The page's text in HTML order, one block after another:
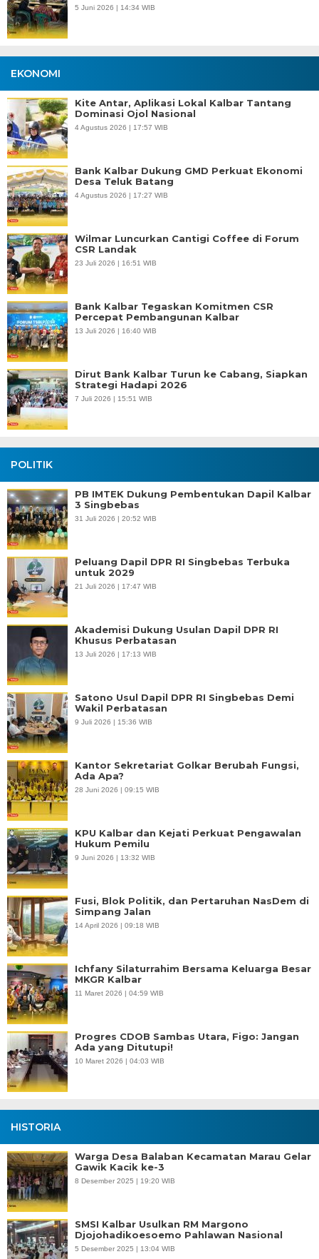
5 Juni 2026 | 14:34 WIB
EKONOMI
Kite Antar, Aplikasi Lokal Kalbar Tantang
Dominasi Ojol Nasional
4 Agustus 2026 | 17:57 WIB
Bank Kalbar Dukung GMD Perkuat Ekonomi
Desa Teluk Batang
4 Agustus 2026 | 17:27 WIB
Wilmar Luncurkan Cantigi Coffee di Forum
CSR Landak
23 Juli 2026 | 16:51 WIB
Bank Kalbar Tegaskan Komitmen CSR
Percepat Pembangunan Kalbar
13 Juli 2026 | 16:40 WIB
Dirut Bank Kalbar Turun ke Cabang, Siapkan
Strategi Hadapi 2026
7 Juli 2026 | 15:51 WIB
POLITIK
PB IMTEK Dukung Pembentukan Dapil Kalbar
3 Singbebas
31 Juli 2026 | 20:52 WIB
Peluang Dapil DPR RI Singbebas Terbuka
untuk 2029
21 Juli 2026 | 17:47 WIB
Akademisi Dukung Usulan Dapil DPR RI
Khusus Perbatasan
13 Juli 2026 | 17:13 WIB
Satono Usul Dapil DPR RI Singbebas Demi
Wakil Perbatasan
9 Juli 2026 | 15:36 WIB
Kantor Sekretariat Golkar Berubah Fungsi,
Ada Apa?
28 Juni 2026 | 09:15 WIB
KPU Kalbar dan Kejati Perkuat Pengawalan
Hukum Pemilu
9 Juni 2026 | 13:32 WIB
Fusi, Blok Politik, dan Pertaruhan NasDem di
Simpang Jalan
14 April 2026 | 09:18 WIB
Ichfany Silaturrahim Bersama Keluarga Besar
MKGR Kalbar
11 Maret 2026 | 04:59 WIB
Progres CDOB Sambas Utara, Figo: Jangan
Ada yang Ditutupi!
10 Maret 2026 | 04:03 WIB
HISTORIA
Warga Desa Balaban Kecamatan Marau Gelar
Gawik Kacik ke-3
8 Desember 2025 | 19:20 WIB
SMSI Kalbar Usulkan RM Margono
Djojohadikoesoemo Pahlawan Nasional
5 Desember 2025 | 13:04 WIB